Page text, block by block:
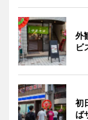
外
ビ
初
ば